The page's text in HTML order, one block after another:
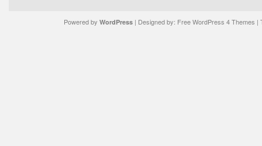
Powered by WordPress| Designed by: Free WordPress 4 Themes |